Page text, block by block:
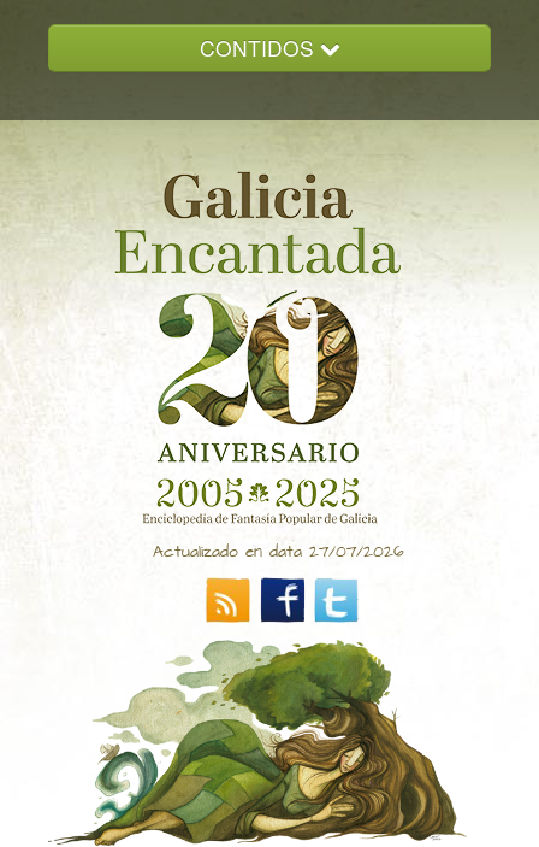
CONTIDOS
GALICIA ENCANTADA
DOCUMENTACION
NOVAS
CONTACTO
Actualizado en data 27/07/2026